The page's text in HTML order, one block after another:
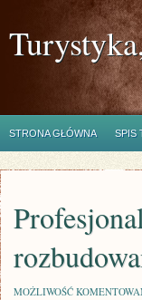
STRONA GŁÓWNA SPIS
MOŻLIWOŚĆ